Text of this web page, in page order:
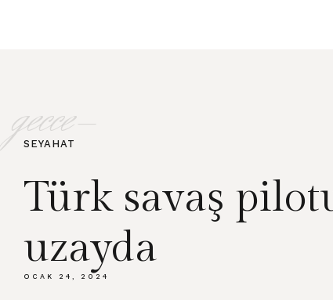
gecce-
SEYAHAT
Türk savaş
uzayda
OCAK 24, 2024